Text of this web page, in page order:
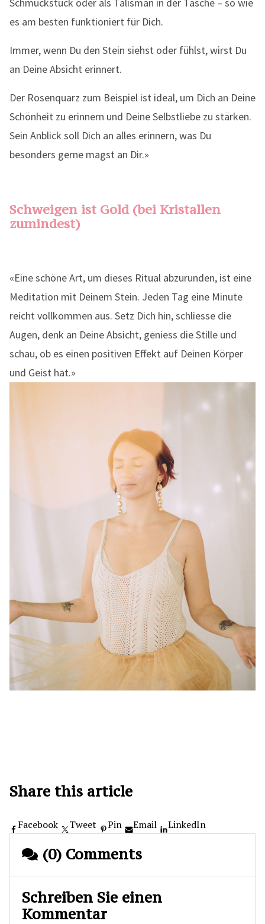
es am besten funktioniert für Dich.
Immer, wenn Du den Stein siehst oder fühlst, wirst Du
an Deine Absicht erinnert.
Der Rosenquarz zum Beispiel ist ideal, um Dich an Deine
Schönheit zu erinnern und Deine Selbstliebe zu stärken.
Sein Anblick soll Dich an alles erinnern, was Du
besonders gerne magst an Dir.»
Schweigen ist Gold (bei Kristallen
zumindest)
«Eine schöne Art, um dieses Ritual abzurunden, ist eine
Meditation mit Deinem Stein. Jeden Tag eine Minute
reicht vollkommen aus. Setz Dich hin, schliesse die
Augen, denk an Deine Absicht, geniess die Stille und
schau, ob es einen positiven Effekt auf Deinen Körper
und Geist hat.»
Share this article
Facebook Tweet Pin Email LinkedIn
(0) Comments
Schreiben Sie einen
Kommentar